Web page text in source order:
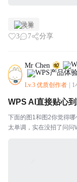
灵犀
3 7 分享
Mr Chen
Lv.3 优质创作者 1
WPS AI直接贴心
下面的图1和图2你觉得
太单调，实在没招了问问